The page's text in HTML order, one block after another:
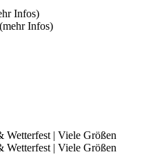
Infos)
mehr Infos)